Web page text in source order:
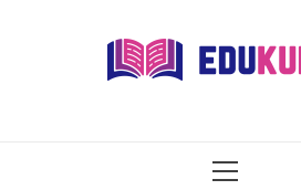
PRIMARY